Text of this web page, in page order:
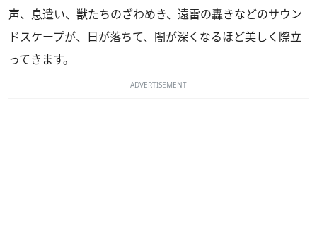
声、息遣い、獣たちのざわめき、遠雷の轟きなどのサウン
ドスケープが、日が落ちて、闇が深くなるほど美しく際立
ってきます。
ADVERTISEMENT